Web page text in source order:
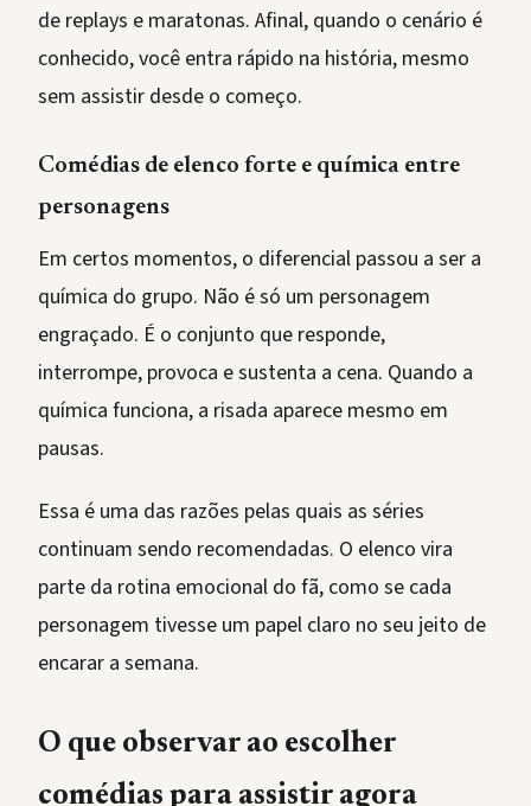
de replays e maratonas. Afinal, quando o cenário é
conhecido, você entra rápido na história, mesmo
sem assistir desde o começo.
Comédias de elenco forte e química entre
personagens
Em certos momentos, o diferencial passou a ser a
química do grupo. Não é só um personagem
engraçado. É o conjunto que responde,
interrompe, provoca e sustenta a cena. Quando a
química funciona, a risada aparece mesmo em
pausas.
Essa é uma das razões pelas quais as séries
continuam sendo recomendadas. O elenco vira
parte da rotina emocional do fã, como se cada
personagem tivesse um papel claro no seu jeito de
encarar a semana.
O que observar ao escolher
comédias para assistir agora